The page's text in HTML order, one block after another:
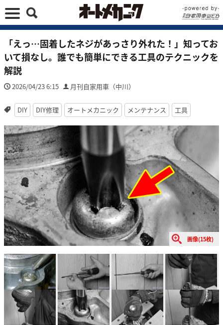
「えっ…固着したネジがあっさり外れた！」知ってお
いて損なし。誰でも簡単にできる工具のテクニックを
解説
2026/04/23 6:15 月刊自家用車（中川）
DIY DIY修理 オートメカニック メンテナンス 工具
画像(15枚)